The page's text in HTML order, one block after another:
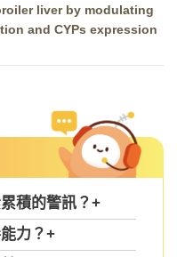
liver by modulating
and CYPs expression
積的警訊？+
力？+